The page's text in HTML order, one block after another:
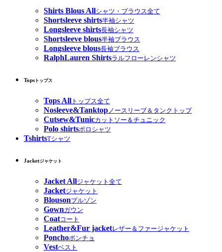
Shirts Blous Allシャツ・ブラウス全て
Shortsleeve shirts半袖シャツ
Longsleeve shirts長袖シャツ
Shortsleeve blous半袖ブラウス
Longsleeve blous長袖ブラウス
RalphLauren Shirtsラルフローレンシャツ
Tops トップス
Tops All トップス全て
Nosleeve&Tanktopノースリーブ＆タンクトップ
Cutsew&Tunicカットソー＆チュニック
Polo shirtsポロシャツ
TshirtsTシャツ
Jacketジャケット
Jacket Allジャケット全て
Jacketジャケット
Blousonブルゾン
Gownガウン
Coatコート
Leather&Fur jacketレザー＆ファージャケット
Ponchoポンチョ
Vestベスト